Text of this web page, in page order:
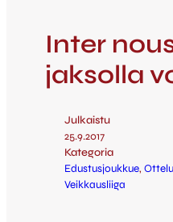
Inter
jaksolla
Julkaistu
25.9.2017
Kategoria
Edustusjoukkue,
Veikkausliiga